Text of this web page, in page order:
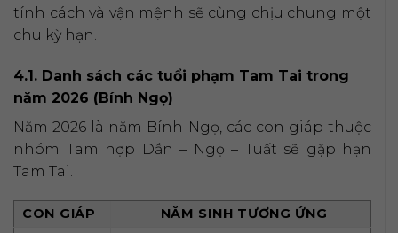
tính cách và vận mệnh sẽ cùng chịu chung một
chu kỳ hạn.
4.1. Danh sách các tuổi phạm Tam Tai trong
năm 2026 (Bính Ngọ)
Năm 2026 là năm Bính Ngọ, các con giáp thuộc
nhóm Tam hợp Dần – Ngọ – Tuất sẽ gặp hạn
Tam Tai.
CON GIÁP
NĂM SINH TƯƠNG ỨNG